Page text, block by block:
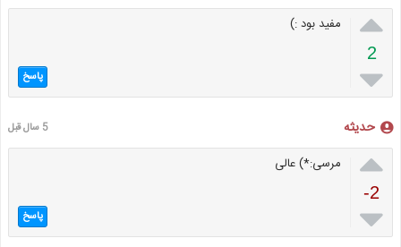

2

مفید بود :)
پاسخ
حدیثه 5 سال قبل

-2

مرسی:*) عالی
پاسخ